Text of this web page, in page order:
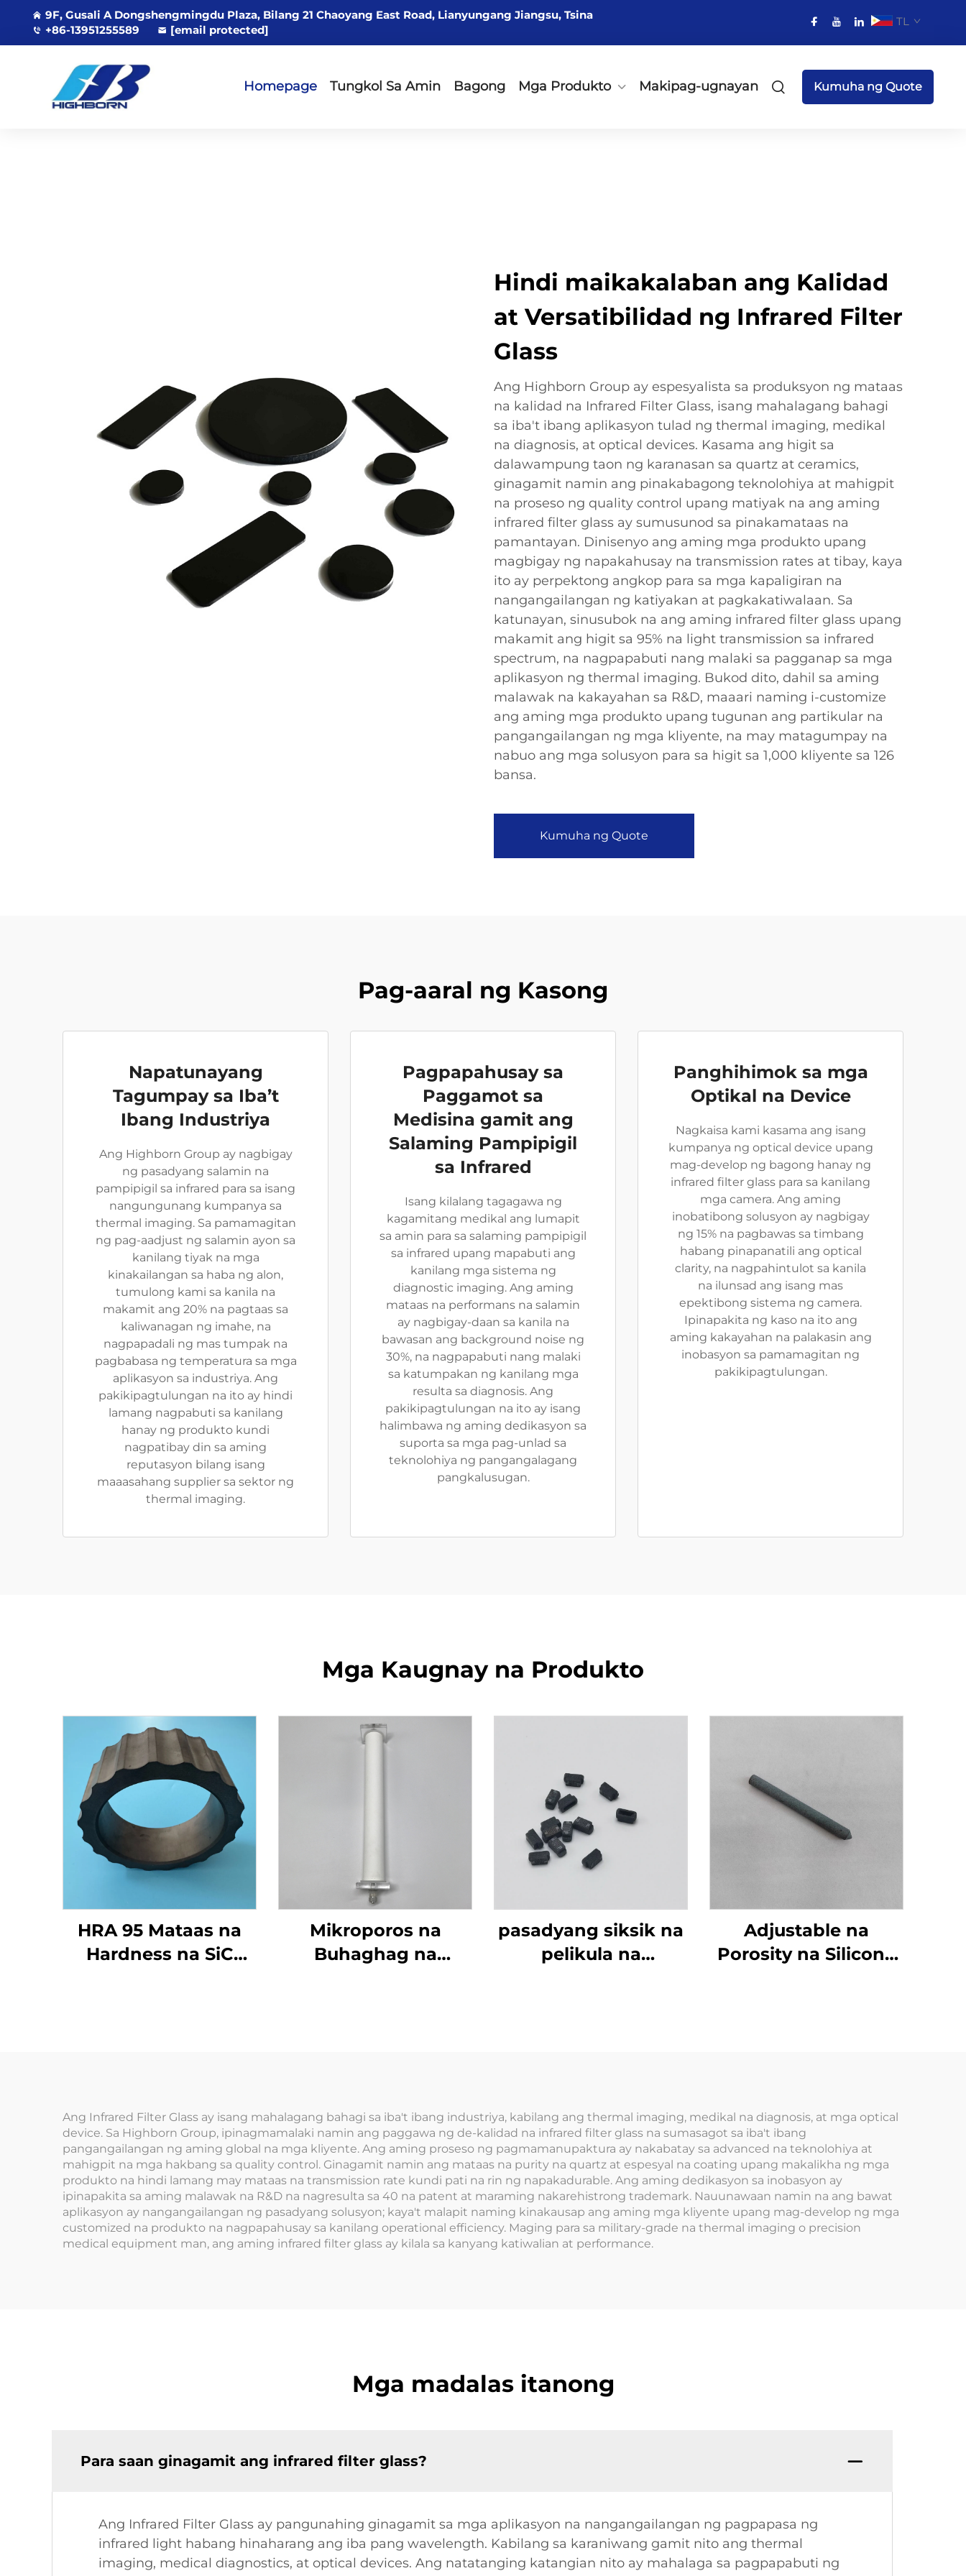
9F, Gusali A Dongshengmingdu Plaza, Bilang 21 Chaoyang East Road, Lianyungang Jiangsu, Tsina
+86-13951255589
[email protected]
TL
Homepage Tungkol Sa Amin Bagong Mga Produkto Makipag-ugnayan Kumuha ng Quote
Hindi maikakalaban ang Kalidad
at Versatibilidad ng Infrared Filter
Glass
Ang Highborn Group ay espesyalista sa produksyon ng mataas
na kalidad na Infrared Filter Glass, isang mahalagang bahagi
sa iba't ibang aplikasyon tulad ng thermal imaging, medikal
na diagnosis, at optical devices. Kasama ang higit sa
dalawampung taon ng karanasan sa quartz at ceramics,
ginagamit namin ang pinakabagong teknolohiya at mahigpit
na proseso ng quality control upang matiyak na ang aming
infrared filter glass ay sumusunod sa pinakamataas na
pamantayan. Dinisenyo ang aming mga produkto upang
magbigay ng napakahusay na transmission rates at tibay, kaya
ito ay perpektong angkop para sa mga kapaligiran na
nangangailangan ng katiyakan at pagkakatiwalaan. Sa
katunayan, sinusubok na ang aming infrared filter glass upang
makamit ang higit sa 95% na light transmission sa infrared
spectrum, na nagpapabuti nang malaki sa pagganap sa mga
aplikasyon ng thermal imaging. Bukod dito, dahil sa aming
malawak na kakayahan sa R&D, maaari naming i-customize
ang aming mga produkto upang tugunan ang partikular na
pangangailangan ng mga kliyente, na may matagumpay na
nabuo ang mga solusyon para sa higit sa 1,000 kliyente sa 126
bansa.
Kumuha ng Quote
Pag-aaral ng Kasong
Napatunayang
Tagumpay sa Iba’t
Ibang Industriya
Ang Highborn Group ay nagbigay
ng pasadyang salamin na
pampipigil sa infrared para sa isang
nangungunang kumpanya sa
thermal imaging. Sa pamamagitan
ng pag-aadjust ng salamin ayon sa
kanilang tiyak na mga
kinakailangan sa haba ng alon,
tumulong kami sa kanila na
makamit ang 20% na pagtaas sa
kaliwanagan ng imahe, na
nagpapadali ng mas tumpak na
pagbabasa ng temperatura sa mga
aplikasyon sa industriya. Ang
pakikipagtulungan na ito ay hindi
lamang nagpabuti sa kanilang
hanay ng produkto kundi
nagpatibay din sa aming
reputasyon bilang isang
maaasahang supplier sa sektor ng
thermal imaging.
Pagpapahusay sa
Paggamot sa
Medisina gamit ang
Salaming Pampipigil
sa Infrared
Isang kilalang tagagawa ng
kagamitang medikal ang lumapit
sa amin para sa salaming pampipigil
sa infrared upang mapabuti ang
kanilang mga sistema ng
diagnostic imaging. Ang aming
mataas na performans na salamin
ay nagbigay-daan sa kanila na
bawasan ang background noise ng
30%, na nagpapabuti nang malaki
sa katumpakan ng kanilang mga
resulta sa diagnosis. Ang
pakikipagtulungan na ito ay isang
halimbawa ng aming dedikasyon sa
suporta sa mga pag-unlad sa
teknolohiya ng pangangalagang
pangkalusugan.
Panghihimok sa mga
Optikal na Device
Nagkaisa kami kasama ang isang
kumpanya ng optical device upang
mag-develop ng bagong hanay ng
infrared filter glass para sa kanilang
mga camera. Ang aming
inobatibong solusyon ay nagbigay
ng 15% na pagbawas sa timbang
habang pinapanatili ang optical
clarity, na nagpahintulot sa kanila
na ilunsad ang isang mas
epektibong sistema ng camera.
Ipinapakita ng kaso na ito ang
aming kakayahan na palakasin ang
inobasyon sa pamamagitan ng
pakikipagtulungan.
Mga Kaugnay na Produkto
HRA 95 Mataas na
Hardness na SiC
Mikroporos na
Buhaghag na
pasadyang siksik na
pelikula na
Adjustable na
Porosity na Silicone
Ang Infrared Filter Glass ay isang mahalagang bahagi sa iba't ibang industriya, kabilang ang thermal imaging, medikal na diagnosis, at mga optical
device. Sa Highborn Group, ipinagmamalaki namin ang paggawa ng de-kalidad na infrared filter glass na sumasagot sa iba't ibang
pangangailangan ng aming global na mga kliyente. Ang aming proseso ng pagmamanupaktura ay nakabatay sa advanced na teknolohiya at
mahigpit na mga hakbang sa quality control. Ginagamit namin ang mataas na purity na quartz at espesyal na coating upang makalikha ng mga
produkto na hindi lamang may mataas na transmission rate kundi pati na rin ng napakadurable. Ang aming dedikasyon sa inobasyon ay
ipinapakita sa aming malawak na R&D na nagresulta sa 40 na patent at maraming nakarehistrong trademark. Nauunawaan namin na ang bawat
aplikasyon ay nangangailangan ng pasadyang solusyon; kaya't malapit naming kinakausap ang aming mga kliyente upang mag-develop ng mga
customized na produkto na nagpapahusay sa kanilang operational efficiency. Maging para sa military-grade na thermal imaging o precision
medical equipment man, ang aming infrared filter glass ay kilala sa kanyang katiwalian at performance.
Mga madalas itanong
Para saan ginagamit ang infrared filter glass?
Ang Infrared Filter Glass ay pangunahing ginagamit sa mga aplikasyon na nangangailangan ng pagpapasa ng
infrared light habang hinaharang ang iba pang wavelength. Kabilang sa karaniwang gamit nito ang thermal
imaging, medical diagnostics, at optical devices. Ang natatanging katangian nito ay mahalaga sa pagpapabuti ng